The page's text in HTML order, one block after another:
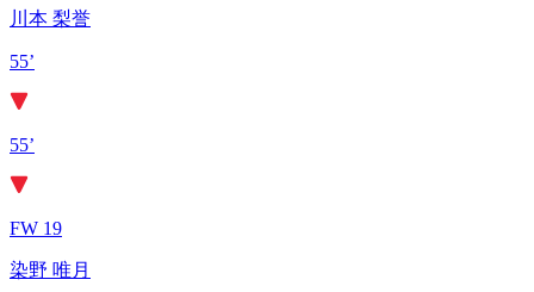
川本 梨誉
55’
55’
FW 19
染野 唯月